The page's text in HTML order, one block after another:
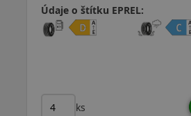
Údaje o štítku EPREL:
ks